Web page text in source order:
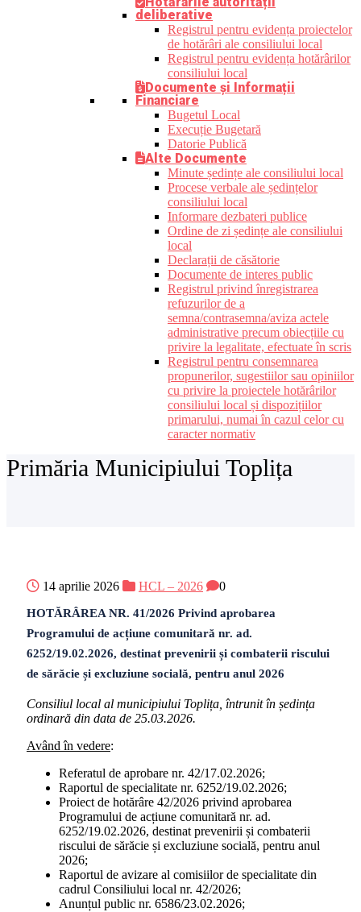
deliberative
Registrul pentru evidența proiectelor
de hotărâri ale consiliului local
Registrul pentru evidența hotărârilor
consiliului local
Documente și Informații
Financiare
Bugetul Local
Execuție Bugetară
Datorie Publică
Alte Documente
Minute ședințe ale consiliului local
Procese verbale ale ședințelor
consiliului local
Informare dezbateri publice
Ordine de zi ședințe ale consiliului
local
Declarații de căsătorie
Documente de interes public
Registrul privind înregistrarea
refuzurilor de a
semna/contrasemna/aviza actele
administrative precum obiecțiile cu
privire la legalitate, efectuate în scris
Registrul pentru consemnarea
propunerilor, sugestiilor sau opiniilor
cu privire la proiectele hotărârilor
consiliului local și dispozițiilor
primarului, numai în cazul celor cu
caracter normativ
Primăria Municipiului Toplița
14 aprilie 2026 HCL – 2026 0
HOTĂRÂREA NR. 41/2026 Privind aprobarea
Programului de acțiune comunitară nr. ad.
6252/19.02.2026, destinat prevenirii și combaterii riscului
de sărăcie și excluziune socială, pentru anul 2026
Consiliul local al municipiului Toplița, întrunit în ședința
ordinară din data de 25.03.2026.
Având în vedere:
Referatul de aprobare nr. 42/17.02.2026;
Raportul de specialitate nr. 6252/19.02.2026;
Proiect de hotărâre 42/2026 privind aprobarea
Programului de acțiune comunitară nr. ad.
6252/19.02.2026, destinat prevenirii și combaterii
riscului de sărăcie și excluziune socială, pentru anul
2026;
Raportul de avizare al comisiilor de specialitate din
cadrul Consiliului local nr. 42/2026;
Anunțul public nr. 6586/23.02.2026;